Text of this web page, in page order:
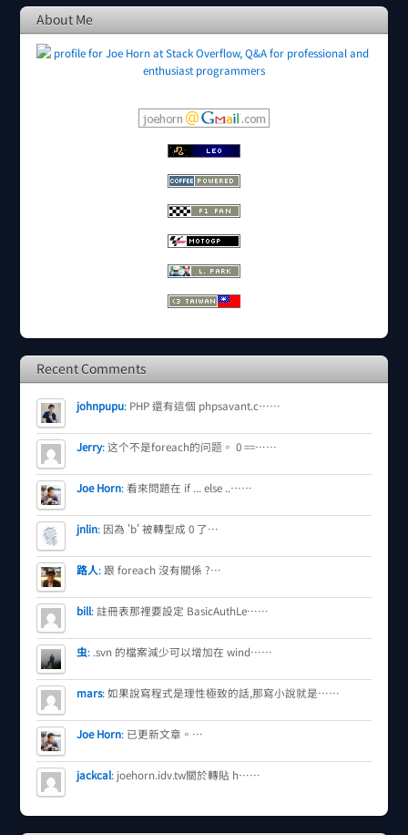
About Me
Recent Comments
johnpupu: PHP 還有這個 phpsavant.c……
Jerry:这个不是foreach的问题。 0 ==……
Joe Horn:看來問題在 if ... else ..……
jnlin: 因為 'b' 被轉型成 0 了…
路人: 跟 foreach 沒有關係 ?…
bill:註冊表那裡要設定 BasicAuthLe……
虫: .svn 的檔案減少可以增加在 wind……
mars:如果說寫程式是理性極致的話,那寫小說就是……
Joe Horn: 已更新文章。…
jackcal: joehorn.idv.tw關於轉貼 h……